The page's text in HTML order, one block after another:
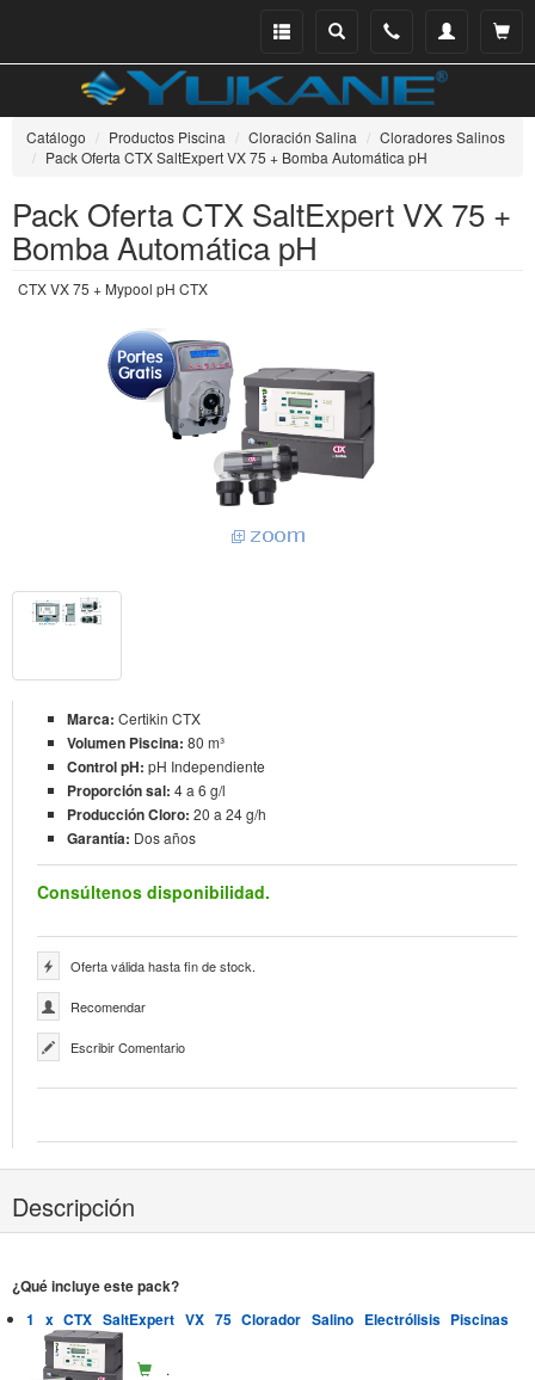
Ver
Mi
Teléfono
Buscar
Menu
Catálogo Productos Piscina Cloración Salina
Cloradores Salinos
Pack Oferta CTX SaltExpert VX 75 + Bomba Automática pH
Pack Oferta CTX SaltExpert VX 75 +
Bomba Automática pH
CTX VX 75 + Mypool pH CTX
Marca: Certikin CTX
Volumen Piscina: 80 m³
Control pH: pH Independiente
Proporción sal: 4 a 6 g/l
Producción Cloro: 20 a 24 g/h
Garantía: Dos años
Consúltenos disponibilidad.
Oferta válida hasta fin de stock.
Recomendar
Escribir Comentario
Descripción
¿Qué incluye este pack?
1 x CTX SaltExpert VX 75 Clorador Salino Electrólisis Piscinas
.